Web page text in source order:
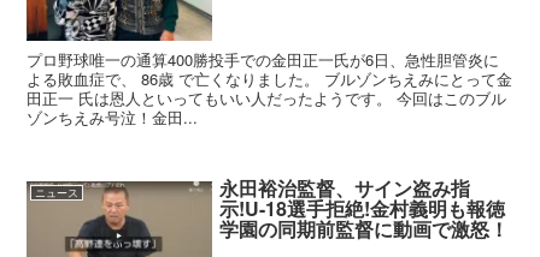
プロ野球唯一の通算400勝投手での金田正一氏が6日、急性胆管炎に
よる敗血症で、 86歳 で亡くなりました。 ブルゾンちえみにとって金
田正一 氏は恩人といってもいい人だったようです。 今回はこのブル
ゾンちえみ号泣！金田...
ニュース 永田裕治監督、サイン盗み指
示!U-18選手拒絶!金村義明も報徳
学園の同期前監督に動画で激怒！